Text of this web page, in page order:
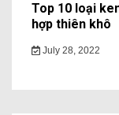
Top 10 loại
hợp thiên khô
July 28, 2022